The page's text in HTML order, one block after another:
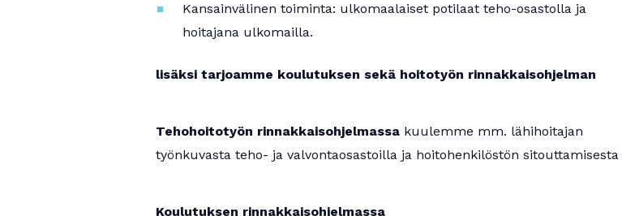
Kansainvälinen toiminta: ulkomaalaiset potilaat teho-osastolla ja
hoitajana ulkomailla.
lisäksi tarjoamme koulutuksen sekä hoitotyön rinnakkaisohjelman
Tehohoitotyön rinnakkaisohjelmassakuulemme mm. lähihoitajan
työnkuvasta teho- ja valvontaosastoilla ja hoitohenkilöstön sitouttamisesta
Koulutuksen rinnakkaisohjelmassa